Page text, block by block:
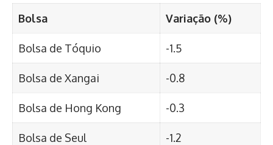
Bolsa Variação (%)
Bolsa de Tóquio -1.5
Bolsa de Xangai -0.8
Bolsa de Hong Kong -0.3
Bolsa de Seul -1.2